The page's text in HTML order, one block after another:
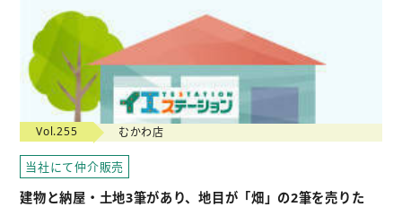
Vol.255 むかわ店
当社にて仲介販売
建物と納屋・土地3筆があり、地目が「畑」の2筆を売りた